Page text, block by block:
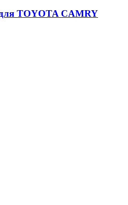
TOYOTA CAMRY